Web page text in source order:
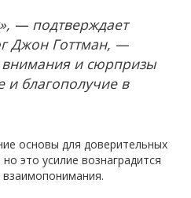
— подтверждает
Джон Готтман, —
и сюрпризы
и благополучие в
основы для доверительных
это усилие вознаградится